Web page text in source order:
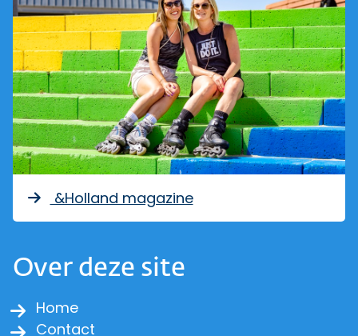
&Holland magazine
Over deze site
Home
Contact